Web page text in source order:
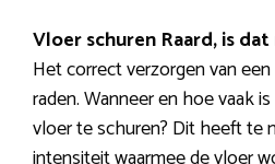
Vloer schuren Raard, is
Het correct verzorgen van
raden. Wanneer en hoe vaak
vloer te schuren? Dit heeft te